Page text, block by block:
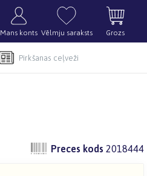
Mans konts Vēlmju saraksts Grozs
Pirkšanas ceļveži
Preces kods 2018444